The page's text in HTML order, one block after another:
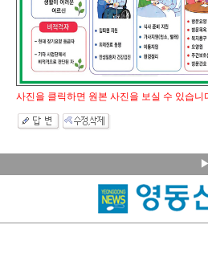
사진을 클릭하면 원본 사진을 보실 수 있습니
▶